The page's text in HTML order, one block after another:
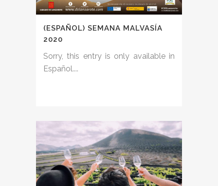
(ESPAÑOL) SEMANA MALVASÍA
2020
Sorry, this entry is only available in
Español....